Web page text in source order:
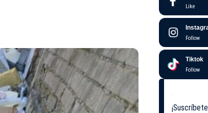
Like
Follow
Tiktok
Follow